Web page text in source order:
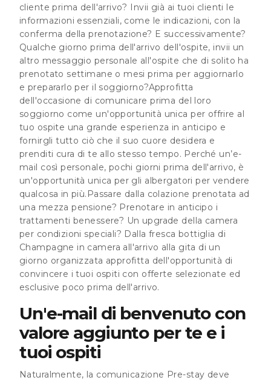
cliente prima dell'arrivo? Invii già ai tuoi clienti le
informazioni essenziali, come le indicazioni, con la
conferma della prenotazione? E successivamente?
Qualche giorno prima dell'arrivo dell'ospite, invii un
altro messaggio personale all'ospite che di solito ha
prenotato settimane o mesi prima per aggiornarlo
e prepararlo per il soggiorno?Approfitta
dell'occasione di comunicare prima del loro
soggiorno come un'opportunità unica per offrire al
tuo ospite una grande esperienza in anticipo e
fornirgli tutto ciò che il suo cuore desidera e
prenditi cura di te allo stesso tempo. Perché un’e-
mail così personale, pochi giorni prima dell'arrivo, è
un'opportunità unica per gli albergatori per vendere
qualcosa in più.Passare dalla colazione prenotata ad
una mezza pensione? Prenotare in anticipo i
trattamenti benessere? Un upgrade della camera
per condizioni speciali? Dalla fresca bottiglia di
Champagne in camera all'arrivo alla gita di un
giorno organizzata approfitta dell'opportunità di
convincere i tuoi ospiti con offerte selezionate ed
esclusive poco prima dell'arrivo.
Un'e-mail di benvenuto con
valore aggiunto per te e i
tuoi ospiti
Naturalmente, la comunicazione Pre-stay deve